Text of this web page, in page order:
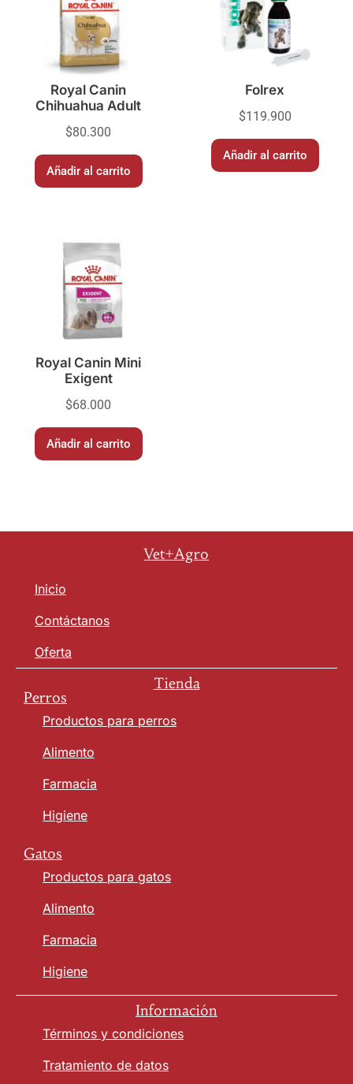
Royal Canin
Chihuahua Adult
$80.300
Añadir al carrito
Folrex
$119.900
Añadir al carrito
Royal Canin Mini
Exigent
$68.000
Añadir al carrito
Vet+Agro
Inicio
Contáctanos
Oferta
Tienda
Perros
Productos para perros
Alimento
Farmacia
Higiene
Gatos
Productos para gatos
Alimento
Farmacia
Higiene
Información
Términos y condiciones
Tratamiento de datos